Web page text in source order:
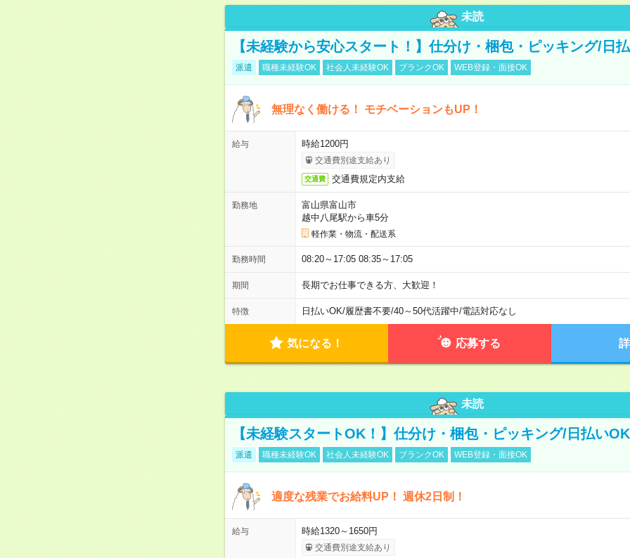
未読
【未経験から安心スタート！】仕分け・梱包・ピッキング/日
派遣 職種未経験OK 社会人未経験OK ブランクOK WEB登録・面接OK
無理なく働ける！ モチベーションもUP！
給与 時給1200円
交通費別途支給あり
交通費 交通費規定内支給
勤務地
富山県富山市
越中八尾駅から車5分
軽作業・物流・配送系
勤務時間 08:20～17:05 08:35～17:05
期間 長期でお仕事できる方、大歓迎！
特徴 日払いOK/履歴書不要/40～50代活躍中/電話対応なし
気になる！ 応募する
未読
【未経験スタートOK！】仕分け・梱包・ピッキング/日払いOK
派遣 職種未経験OK 社会人未経験OK ブランクOK WEB登録・面接OK
適度な残業でお給料UP！ 週休2日制！
給与 時給1320～1650円
交通費別途支給あり